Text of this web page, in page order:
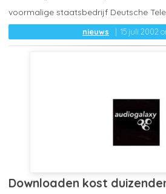
nieuws 15 juli 2002
voormalige staatsbedrijf Deutsche
Downloaden kost